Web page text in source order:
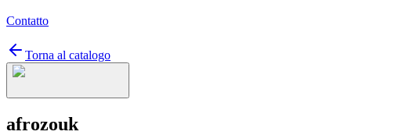
Contatto
Torna al catalogo
afrozouk